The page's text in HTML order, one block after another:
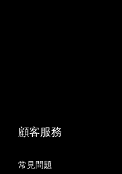
顧客服務
常見問題